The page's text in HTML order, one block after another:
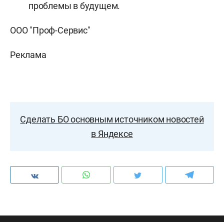
проблемы в будущем.
ООО "Проф-Сервис"
Реклама
Сделать БО основным источником новостей
в Яндексе